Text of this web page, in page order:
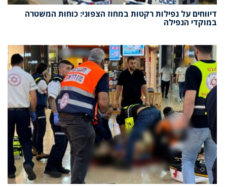
דיווחים על נפילות רקטות במחוז הצפוני: כוחות המשטרה
במוקדי הנפילה